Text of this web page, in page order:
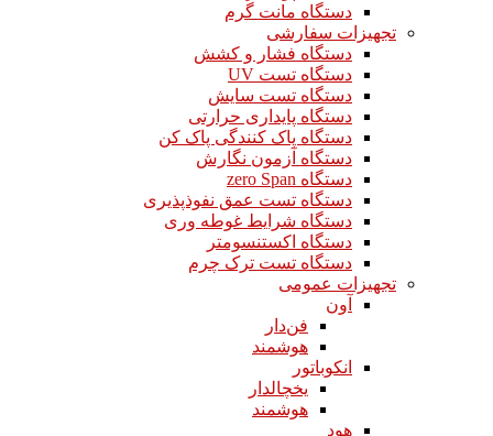
دستگاه مانت گرم
تجهیزات سفارشی
دستگاه فشار و کشش
دستگاه تست UV
دستگاه تست سایش
دستگاه پایداری حرارتی
دستگاه پاک کنندگی پاک کن
دستگاه آزمون نگارش
دستگاه zero Span
دستگاه تست عمق نفوذپذیری
دستگاه شرایط غوطه وری
دستگاه اکستنسومتر
دستگاه تست ترک چرم
تجهیزات عمومی
آون
فن‌دار
هوشمند
انکوباتور
یخچالدار
هوشمند
هود